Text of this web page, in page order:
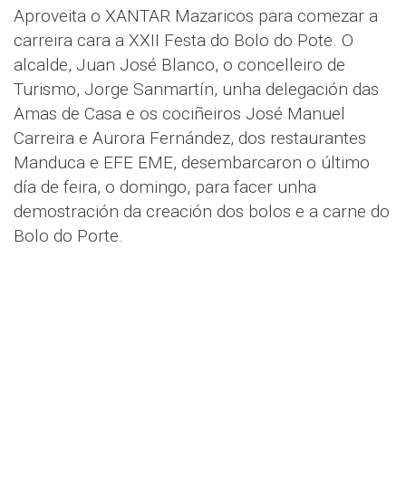
Aproveita o XANTAR Mazaricos para comezar a
carreira cara a XXII Festa do Bolo do Pote. O
alcalde, Juan José Blanco, o concelleiro de
Turismo, Jorge Sanmartín, unha delegación das
Amas de Casa e os cociñeiros José Manuel
Carreira e Aurora Fernández, dos restaurantes
Manduca e EFE EME, desembarcaron o último
día de feira, o domingo, para facer unha
demostración da creación dos bolos e a carne do
Bolo do Porte.